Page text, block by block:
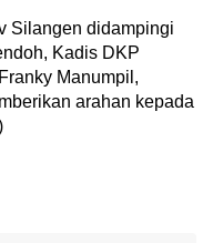
Silangen didampingi
Kadis DKP
Manumpil,
arahan kepada